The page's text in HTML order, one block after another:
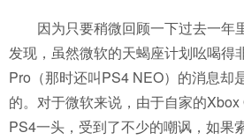
因为只要稍微回顾一下过去一年
发现，虽然微软的天蝎座计划吆喝得
Pro（那时还叫PS4 NEO）的消息却
的。对于微软来说，由于自家的
PS4一头，受到了不少的嘲讽，如果